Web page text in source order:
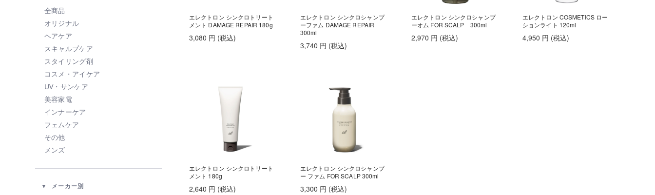
全商品
オリジナル
ヘアケア
スキャルプケア
スタイリング剤
コスメ・アイケア
UV・サンケア
美容家電
インナーケア
フェムケア
その他
メンズ
メーカー別
エレクトロン シンクロトリート
メント DAMAGE REPAIR 180g
3,080 円 (税込)
エレクトロン シンクロシャンプ
ーファム DAMAGE REPAIR
300ml
3,740 円 (税込)
エレクトロン シンクロシャンプ
ーオム FOR SCALP 300ml
2,970 円 (税込)
エレクトロン COSMETICS ロー
ションライト 120ml
4,950 円 (税込)
エレクトロン シンクロトリート
メント 180g
2,640 円 (税込)
エレクトロン シンクロシャンプ
ー ファム FOR SCALP 300ml
3,300 円 (税込)